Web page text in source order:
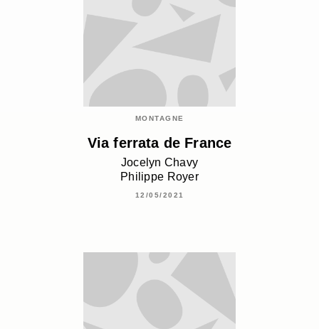
MONTAGNE
Via ferrata de France
Jocelyn Chavy
Philippe Royer
12/05/2021